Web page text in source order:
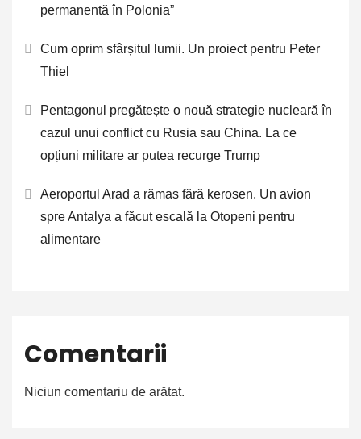
permanentă în Polonia”
Cum oprim sfârșitul lumii. Un proiect pentru Peter
Thiel
Pentagonul pregătește o nouă strategie nucleară în
cazul unui conflict cu Rusia sau China. La ce
opțiuni militare ar putea recurge Trump
Aeroportul Arad a rămas fără kerosen. Un avion
spre Antalya a făcut escală la Otopeni pentru
alimentare
Comentarii
Niciun comentariu de arătat.